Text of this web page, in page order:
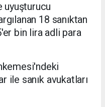
uyuşturucu
18 sanıktan
bin lira adli para
ile sanık avukatları